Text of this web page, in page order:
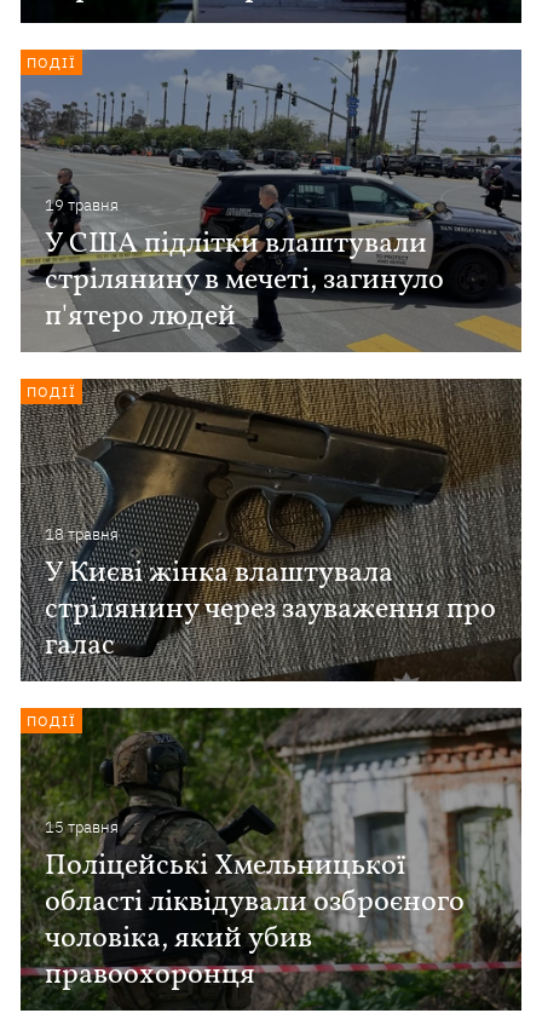
19 травня
У США підлітки влаштували
стрілянину в мечеті, загинуло
п'ятеро людей
ПОДІЇ
18 травня
У Києві жінка влаштувала
стрілянину через зауваження про
галас
ПОДІЇ
15 травня
Поліцейські Хмельницької
області ліквідували озброєного
чоловіка, який убив
правоохоронця
ПОДІЇ